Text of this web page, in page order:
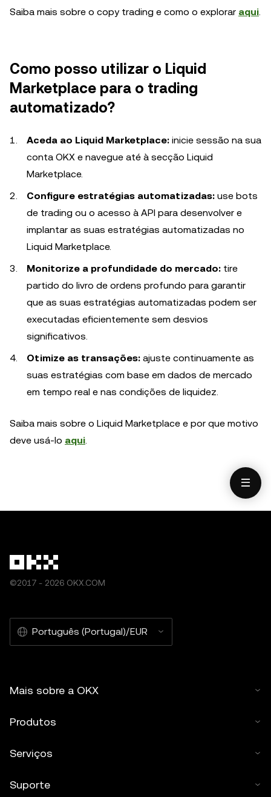
Saiba mais sobre o copy trading e como o explorar aqui.
Como posso utilizar o Liquid
Marketplace para o trading
automatizado?
Aceda ao Liquid Marketplace: inicie sessão na sua
conta OKX e navegue até à secção Liquid
Marketplace.
Configure estratégias automatizadas: use bots
de trading ou o acesso à API para desenvolver e
implantar as suas estratégias automatizadas no
Liquid Marketplace.
Monitorize a profundidade do mercado: tire
partido do livro de ordens profundo para garantir
que as suas estratégias automatizadas podem ser
executadas eficientemente sem desvios
significativos.
Otimize as transações: ajuste continuamente as
suas estratégias com base em dados de mercado
em tempo real e nas condições de liquidez.
Saiba mais sobre o Liquid Marketplace e por que motivo
deve usá-lo aqui.
©2017 - 2026 OKX.COM
Português (Portugal)/EUR
Mais sobre a OKX
Produtos
Serviços
Suporte